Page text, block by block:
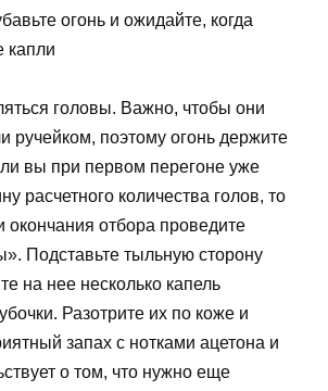
огонь и ожидайте, когда
капли
головы. Важно, чтобы они
ручейком, поэтому огонь держите
вы при первом перегоне уже
расчетного количества голов, то
окончания отбора проведите
Подставьте тыльную сторону
на нее несколько капель
Разотрите их по коже и
запах с нотками ацетона и
о том, что нужно еще